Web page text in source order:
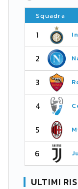
Squadra
1
2
3
4
5
6
ULTIMI